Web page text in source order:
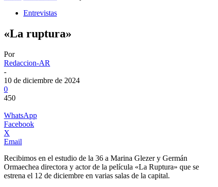
Entrevistas
«La ruptura»
Por
Redaccion-AR
-
10 de diciembre de 2024
0
450
WhatsApp
Facebook
X
Email
Recibimos en el estudio de la 36 a Marina Glezer y Germán
Ormaechea directora y actor de la película «La Ruptura» que se
estrena el 12 de diciembre en varias salas de la capital.